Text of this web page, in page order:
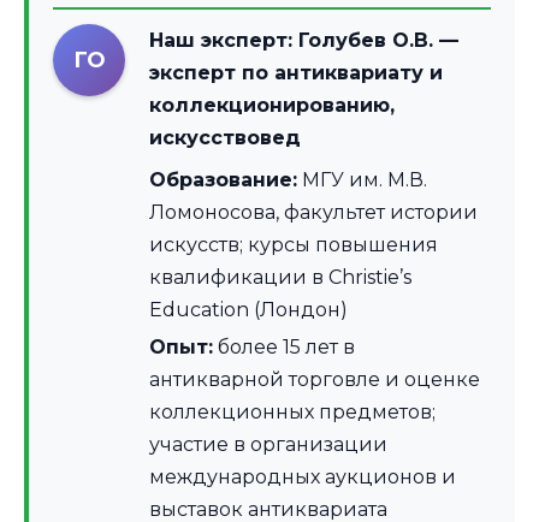
ГО
Наш эксперт: Голубев О.В. —
эксперт по антиквариату и
коллекционированию,
искусствовед
Образование: МГУ им. М.В.
Ломоносова, факультет истории
искусств; курсы повышения
квалификации в Christie’s
Education (Лондон)
Опыт: более 15 лет в
антикварной торговле и оценке
коллекционных предметов;
участие в организации
международных аукционов и
выставок антиквариата